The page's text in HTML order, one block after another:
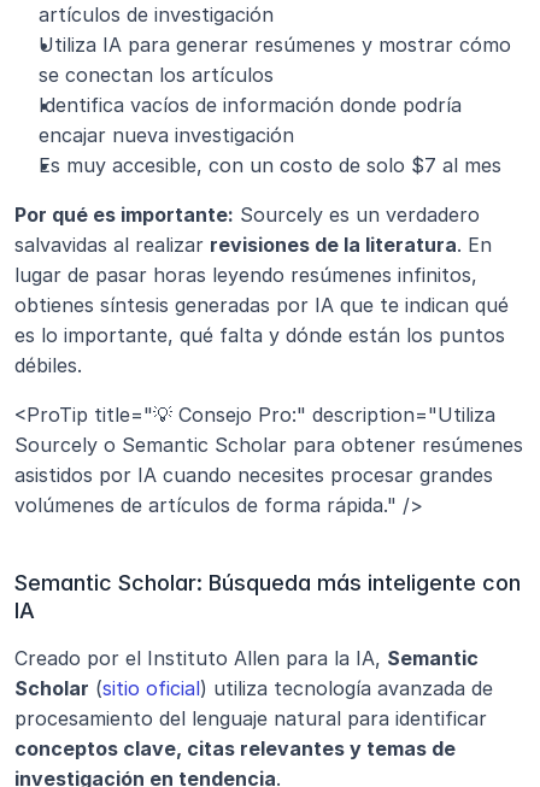
artículos de investigación
Utiliza IA para generar resúmenes y mostrar cómo
se conectan los artículos
Identifica vacíos de información donde podría
encajar nueva investigación
Es muy accesible, con un costo de solo $7 al mes
Por qué es importante: Sourcely es un verdadero
salvavidas al realizar revisiones de la literatura. En
lugar de pasar horas leyendo resúmenes infinitos,
obtienes síntesis generadas por IA que te indican qué
es lo importante, qué falta y dónde están los puntos
débiles.
<ProTip title="💡 Consejo Pro:" description="Utiliza
Sourcely o Semantic Scholar para obtener resúmenes
asistidos por IA cuando necesites procesar grandes
volúmenes de artículos de forma rápida." />
Semantic Scholar: Búsqueda más inteligente con
IA
Creado por el Instituto Allen para la IA, Semantic
Scholar (sitio oficial) utiliza tecnología avanzada de
conceptos clave, citas relevantes y temas de
investigación en tendencia.